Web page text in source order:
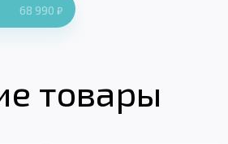
68 990 ₽
товары